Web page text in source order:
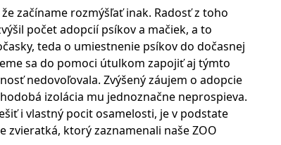
začíname rozmýšľať inak. Radosť z toho
počet adopcií psíkov a mačiek, a to
teda o umiestnenie psíkov do dočasnej
sa do pomoci útulkom zapojiť aj týmto
nedovoľovala. Zvýšený záujem o adopcie
izolácia mu jednoznačne neprospieva.
i vlastný pocit osamelosti, je v podstate
zvieratká, ktorý zaznamenali naše ZOO